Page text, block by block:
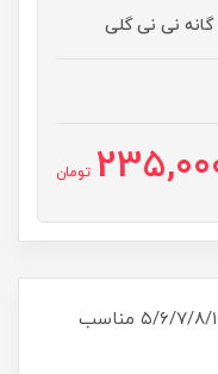
نی نی گلی
تومان
پیراهن پرنسس کد ۱۹۸۸ سایز۵/۶/۷/۸/۱۰/۱۱/۱۲ مناسب